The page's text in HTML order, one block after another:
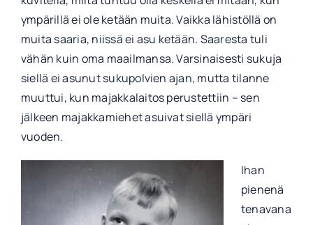
ympärillä ei ole ketään muita. Vaikka lähistöllä on
muita saaria, niissä ei asu ketään. Saaresta tuli
vähän kuin oma maailmansa. Varsinaisesti sukuja
siellä ei asunut sukupolvien ajan, mutta tilanne
muuttui, kun majakkalaitos perustettiin – sen
jälkeen majakkamiehet asuivat siellä ympäri
vuoden.
Ihan
pienenä
tenavana